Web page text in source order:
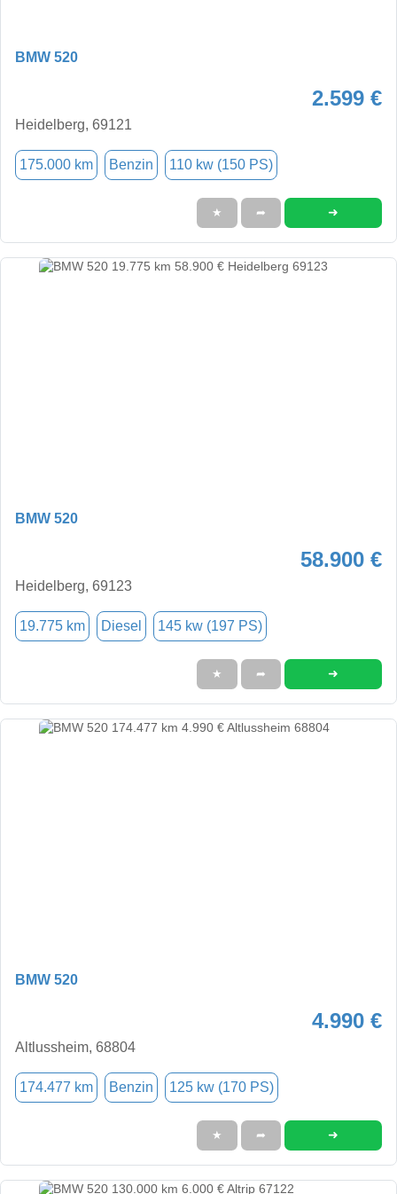
BMW 520
2.599 €
Heidelberg, 69121
175.000 km Benzin 110 kw (150 PS)
★ ➦ ➜
BMW 520
58.900 €
Heidelberg, 69123
19.775 km Diesel 145 kw (197 PS)
★ ➦ ➜
BMW 520
4.990 €
Altlussheim, 68804
174.477 km Benzin 125 kw (170 PS)
★ ➦ ➜